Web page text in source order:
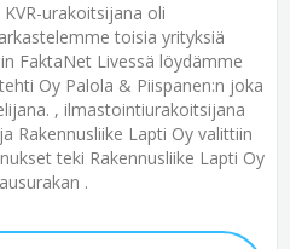
urakoitsijana oli
toisia yrityksiä
FaktaNet Livessä löydämme
Oy Palola & Piispanen:n joka
, ilmastointiurakoitsijana
Rakennusliike Lapti Oy valittiin
teki Rakennusliike Lapti Oy
.